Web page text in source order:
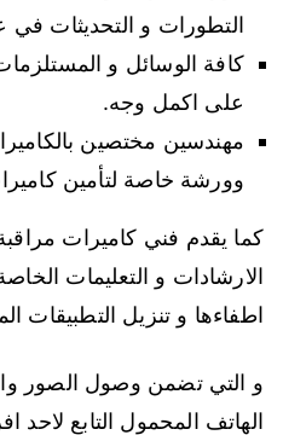
التطورات و التحديثات في
كافة الوسائل و
على اكمل وجه.
مهندسين مختصين
وورشة خاصة لتأمين
كما يقدم فني كاميرات
الارشادات و التعليمات
اطفاءها و تنزيل التطبيقات
و التي تضمن وصول الصور
الهاتف المحمول التابع لاحد